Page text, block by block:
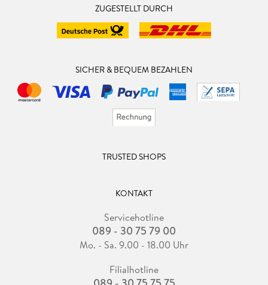
ZUGESTELLT DURCH
SICHER & BEQUEM BEZAHLEN
TRUSTED SHOPS
KONTAKT
Servicehotline
089 - 30 75 79 00
Mo. - Sa. 9.00 - 18.00 Uhr
Filialhotline